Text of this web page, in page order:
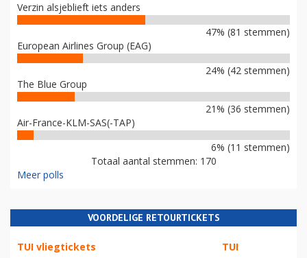
Verzin alsjeblieft iets anders
47% (81 stemmen)
European Airlines Group (EAG)
24% (42 stemmen)
The Blue Group
21% (36 stemmen)
Air-France-KLM-SAS(-TAP)
6% (11 stemmen)
Totaal aantal stemmen: 170
Meer polls
VOORDELIGE RETOURTICKETS
TUI vliegtickets TUI